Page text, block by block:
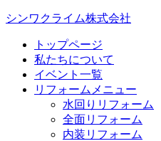
シンワクライム株式会社
トップページ
私たちについて
イベント一覧
リフォームメニュー
水回りリフォーム
全面リフォーム
内装リフォーム